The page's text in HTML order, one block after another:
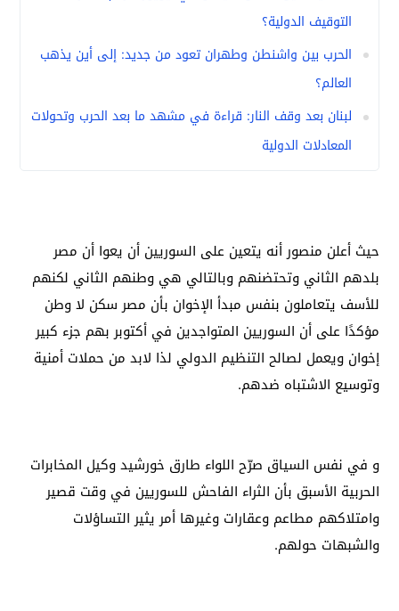
التوقيف الدولية؟
الحرب بين واشنطن وطهران تعود من جديد: إلى أين يذهب
العالم؟
لبنان بعد وقف النار: قراءة في مشهد ما بعد الحرب وتحولات
المعادلات الدولية
حيث أعلن منصور أنه يتعين على السوريين أن يعوا أن مصر
بلدهم الثاني وتحتضنهم وبالتالي هي وطنهم الثاني لكنهم
للأسف يتعاملون بنفس مبدأ الإخوان بأن مصر سكن لا وطن
مؤكدًا على أن السوريين المتواجدين في أكتوبر بهم جزء كبير
إخوان ويعمل لصالح التنظيم الدولي لذا لابد من حملات أمنية
وتوسيع الاشتباه ضدهم.
و في نفس السياق صرّح اللواء طارق خورشيد وكيل المخابرات
الحربية الأسبق بأن الثراء الفاحش للسوريين في وقت قصير
وامتلاكهم مطاعم وعقارات وغيرها أمر يثير التساؤلات
والشبهات حولهم.